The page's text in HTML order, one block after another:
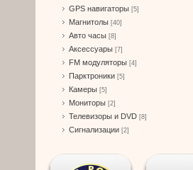
GPS навигаторы [5]
Магнитолы [40]
Авто часы [8]
Аксессуары [7]
FM модуляторы [4]
Парктроники [5]
Камеры [5]
Мониторы [2]
Телевизоры и DVD [8]
Сигнализации [2]